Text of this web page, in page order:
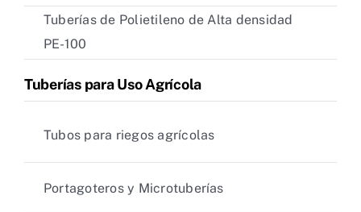
Tuberías de Polietileno de Alta densidad
PE-100
Tuberías para Uso Agrícola
Tubos para riegos agrícolas
Portagoteros y Microtuberías